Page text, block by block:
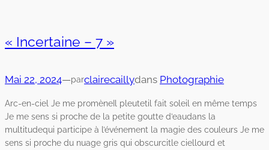
« Incertaine – 7 »
Mai 22, 2024—parclairecaillydans Photographie
Arc-en-ciel Je me promèneIl pleutetil fait soleil en même temps
Je me sens si proche de la petite goutte d’eaudans la
multitudequi participe à l’événement la magie des couleurs Je me
sens si proche du nuage gris qui obscurcitle ciellourd et